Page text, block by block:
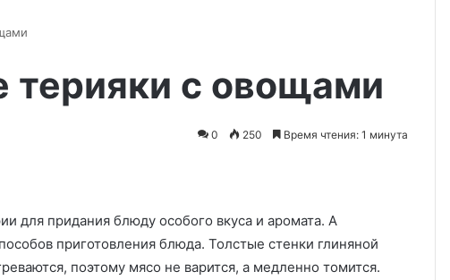
терияки с овощами
0 250 Время чтения: 1 минута
для придания блюду особого вкуса и аромата. А
приготовления блюда. Толстые стенки глиняной
поэтому мясо не варится, а медленно томится.
пирожки Котопитакя
куру
Отбивные
«Пушистые»
29.05.2020
Отбивные «Пушистые»